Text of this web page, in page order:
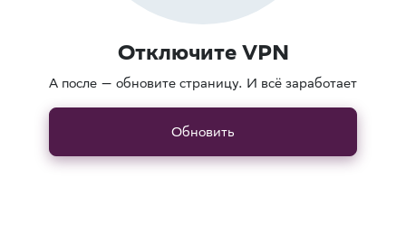
Отключите VPN
А после — обновите страницу. И всё заработает
Обновить